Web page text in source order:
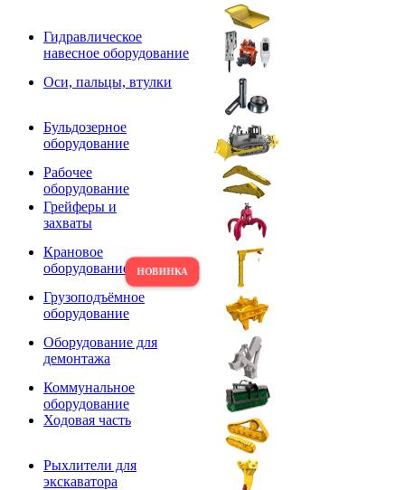
Гидравлическое
навесное оборудование
Оси, пальцы, втулки
Бульдозерное
оборудование
Рабочее
оборудование
Грейферы и
захваты
Крановое
оборудование
Грузоподъёмное
оборудование
Оборудование для
демонтажа
Коммунальное
оборудование
Ходовая часть
Рыхлители для
экскаватора